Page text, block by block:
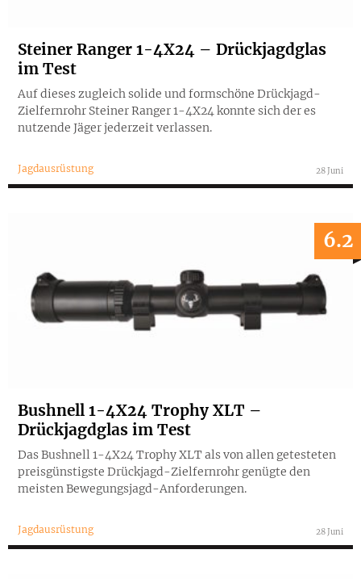
Steiner Ranger 1-4X24 – Drückjagdglas
im Test
Auf dieses zugleich solide und formschöne Drückjagd-
Zielfernrohr Steiner Ranger 1-4X24 konnte sich der es
nutzende Jäger jederzeit verlassen.
Jagdausrüstung 28 Juni
6.2
Bushnell 1-4X24 Trophy XLT –
Drückjagdglas im Test
Das Bushnell 1-4X24 Trophy XLT als von allen getesteten
preisgünstigste Drückjagd-Zielfernrohr genügte den
meisten Bewegungsjagd-Anforderungen.
Jagdausrüstung 28 Juni